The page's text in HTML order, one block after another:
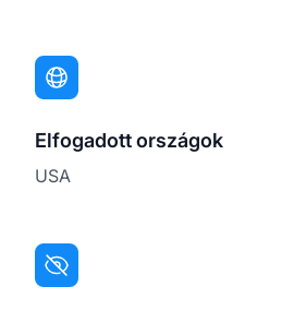
Elfogadott országok
USA